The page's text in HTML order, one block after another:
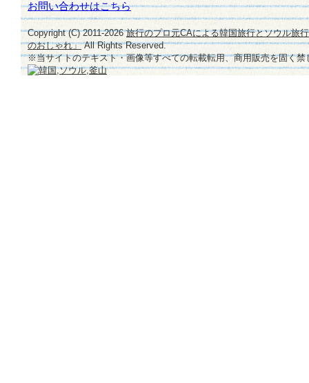
お問い合わせはこちら
Copyright (C) 2011-2026旅行のプロ元CAによる韓国旅行とソウル旅
のおしゃれ」All Rights Reserved.
※当サイトのテキスト・画像等すべての転載転用、商用販売を固く禁